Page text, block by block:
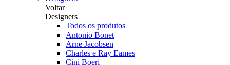
Voltar
Designers
Todos os produtos
Antonio Bonet
Arne Jacobsen
Charles e Ray Eames
Cini Boeri